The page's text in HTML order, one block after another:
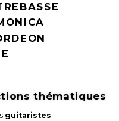
thématiques
guitaristes